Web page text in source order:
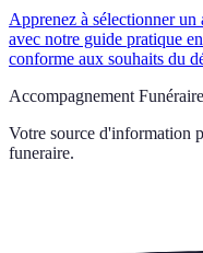
Apprenez à sélectionner un
avec notre guide pratique
conforme aux souhaits du
Accompagnement Funéraire
Votre source d'information
funeraire.